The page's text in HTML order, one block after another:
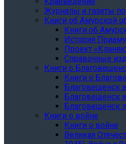
Журналы и газеты
Книги об Амурской
Книги об
История
Проект
Справочные
Книги о
Книги о
Благовещенск
Благовещенск
Благовещенск
Книги о войне
Книги о войне
Великая